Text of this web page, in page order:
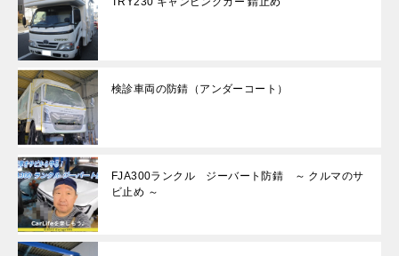
検診車両の防錆（アンダーコート）
FJA300ランクル ジーバート防錆 ～ クルマのサ
ビ止め ～